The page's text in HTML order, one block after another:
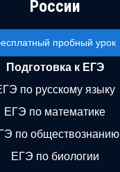
России
пробный урок
Подготовка к ЕГЭ
по русскому языку
ЕГЭ по математике
по обществознанию
ЕГЭ по биологии